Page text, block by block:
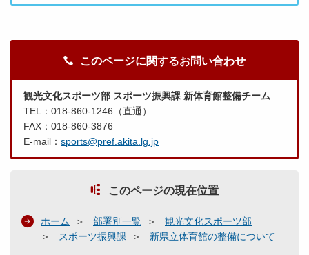
このページに関するお問い合わせ
観光文化スポーツ部 スポーツ振興課 新体育館整備チーム
TEL：018-860-1246（直通）
FAX：018-860-3876
E-mail： sports@pref.akita.lg.jp
このページの現在位置
ホーム 部署別一覧
観光文化スポーツ部
スポーツ振興課
新県立体育館の整備について